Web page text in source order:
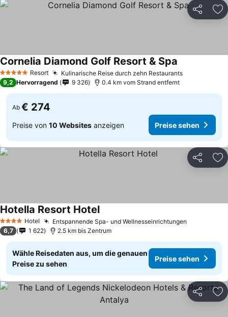
Teilen
5 Sterne Resort Kulinarische Reise durch zehn Restaurants
Cornelia Diamond Golf Resort & Spa
9,2 Hervorragend 9 326 0.4 km vom Strand entfernt
Ab € 274
Preise von 10 Websites anzeigen Preise sehen
Teilen
4 Sterne Hotel Entspannende Spa- und Wellnesseinrichtungen
Hotella Resort Hotel
6,7 1 622 2.5 km bis Zentrum
Wähle Reisedaten aus, um die genauen
Preise zu sehen
Preise sehen
Teilen